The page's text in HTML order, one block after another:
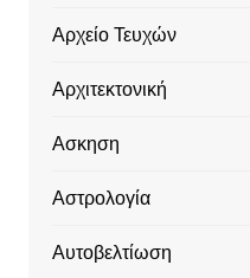
Αρχείο Τευχών
Αρχιτεκτονική
Ασκηση
Αστρολογία
Αυτοβελτίωση